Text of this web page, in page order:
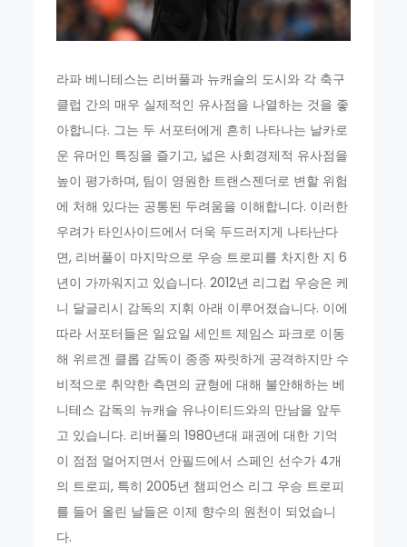
라파 베니테스는 리버풀과 뉴캐슬의 도시와 각 축구
클럽 간의 매우 실제적인 유사점을 나열하는 것을 좋
아합니다. 그는 두 서포터에게 흔히 나타나는 날카로
운 유머인 특징을 즐기고, 넓은 사회경제적 유사점을
높이 평가하며, 팀이 영원한 트랜스젠더로 변할 위험
에 처해 있다는 공통된 두려움을 이해합니다. 이러한
우려가 타인사이드에서 더욱 두드러지게 나타난다
면, 리버풀이 마지막으로 우승 트로피를 차지한 지 6
년이 가까워지고 있습니다. 2012년 리그컵 우승은 케
니 달글리시 감독의 지휘 아래 이루어졌습니다. 이에
따라 서포터들은 일요일 세인트 제임스 파크로 이동
해 위르겐 클롭 감독이 종종 짜릿하게 공격하지만 수
비적으로 취약한 측면의 균형에 대해 불안해하는 베
니테스 감독의 뉴캐슬 유나이티드와의 만남을 앞두
고 있습니다. 리버풀의 1980년대 패권에 대한 기억
이 점점 멀어지면서 안필드에서 스페인 선수가 4개
의 트로피, 특히 2005년 챔피언스 리그 우승 트로피
를 들어 올린 날들은 이제 향수의 원천이 되었습니
다.